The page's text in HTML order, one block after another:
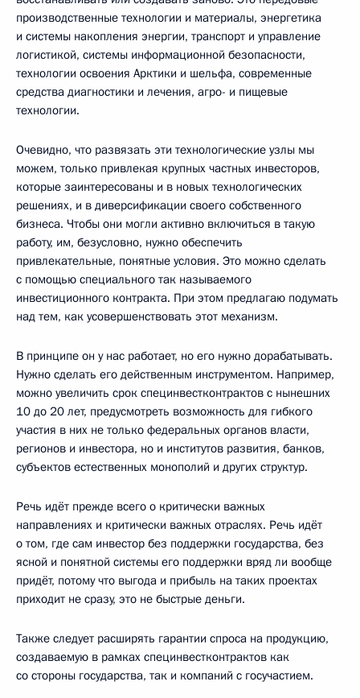
производственные технологии и материалы, энергетика
и системы накопления энергии, транспорт и управление
логистикой, системы информационной безопасности,
технологии освоения Арктики и шельфа, современные
средства диагностики и лечения, агро- и пищевые
технологии.
Очевидно, что развязать эти технологические узлы мы
можем, только привлекая крупных частных инвесторов,
которые заинтересованы и в новых технологических
решениях, и в диверсификации своего собственного
бизнеса. Чтобы они могли активно включиться в такую
работу, им, безусловно, нужно обеспечить
привлекательные, понятные условия. Это можно сделать
с помощью специального так называемого
инвестиционного контракта. При этом предлагаю подумать
над тем, как усовершенствовать этот механизм.
В принципе он у нас работает, но его нужно дорабатывать.
Нужно сделать его действенным инструментом. Например,
можно увеличить срок специнвестконтрактов с нынешних
10 до 20 лет, предусмотреть возможность для гибкого
участия в них не только федеральных органов власти,
регионов и инвестора, но и институтов развития, банков,
субъектов естественных монополий и других структур.
Речь идёт прежде всего о критически важных
направлениях и критически важных отраслях. Речь идёт
о том, где сам инвестор без поддержки государства, без
ясной и понятной системы его поддержки вряд ли вообще
придёт, потому что выгода и прибыль на таких проектах
приходит не сразу, это не быстрые деньги.
Также следует расширять гарантии спроса на продукцию,
создаваемую в рамках специнвестконтрактов как
со стороны государства, так и компаний с госучастием.